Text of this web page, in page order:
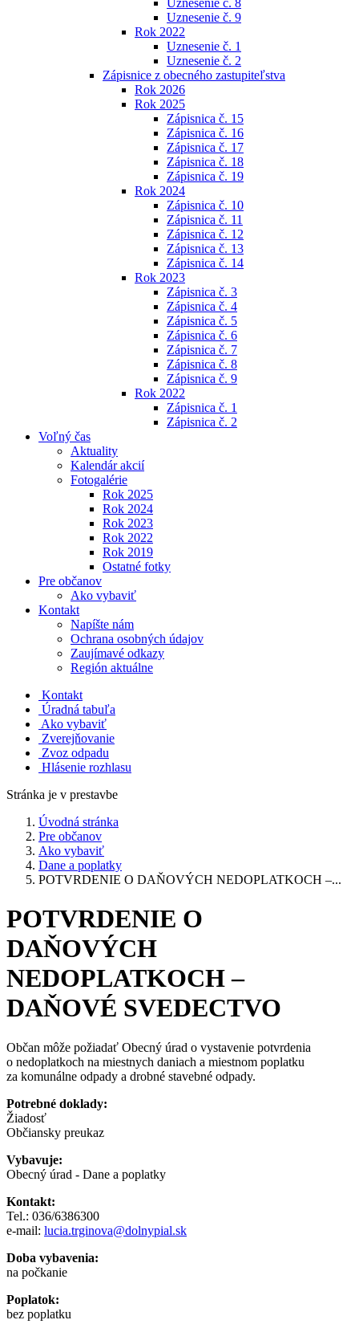
Uznesenie č. 8
Uznesenie č. 9
Rok 2022
Uznesenie č. 1
Uznesenie č. 2
Zápisnice z obecného zastupiteľstva
Rok 2026
Rok 2025
Zápisnica č. 15
Zápisnica č. 16
Zápisnica č. 17
Zápisnica č. 18
Zápisnica č. 19
Rok 2024
Zápisnica č. 10
Zápisnica č. 11
Zápisnica č. 12
Zápisnica č. 13
Zápisnica č. 14
Rok 2023
Zápisnica č. 3
Zápisnica č. 4
Zápisnica č. 5
Zápisnica č. 6
Zápisnica č. 7
Zápisnica č. 8
Zápisnica č. 9
Rok 2022
Zápisnica č. 1
Zápisnica č. 2
Voľný čas
Aktuality
Kalendár akcií
Fotogalérie
Rok 2025
Rok 2024
Rok 2023
Rok 2022
Rok 2019
Ostatné fotky
Pre občanov
Ako vybaviť
Kontakt
Napíšte nám
Ochrana osobných údajov
Zaujímavé odkazy
Región aktuálne
Kontakt
Úradná tabuľa
Ako vybaviť
Zverejňovanie
Zvoz odpadu
Hlásenie rozhlasu
Stránka je v prestavbe
Úvodná stránka
Pre občanov
Ako vybaviť
Dane a poplatky
POTVRDENIE O DAŇOVÝCH NEDOPLATKOCH –...
POTVRDENIE O
DAŇOVÝCH
NEDOPLATKOCH –
DAŇOVÉ SVEDECTVO
Občan môže požiadať Obecný úrad o vystavenie potvrdenia
o nedoplatkoch na miestnych daniach a miestnom poplatku
za komunálne odpady a drobné stavebné odpady.
Potrebné doklady:
Žiadosť
Občiansky preukaz
Vybavuje:
Obecný úrad - Dane a poplatky
Kontakt:
Tel.: 036/6386300
e-mail: lucia.trginova@dolnypial.sk
Doba vybavenia:
na počkanie
Poplatok:
bez poplatku